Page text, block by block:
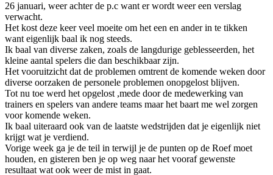
26 januari, weer achter de p.c want er wordt weer een verslag
verwacht.
Het kost deze keer veel moeite om het een en ander in te tikken
want eigenlijk baal ik nog steeds.
Ik baal van diverse zaken, zoals de langdurige geblesseerden, het
kleine aantal spelers die dan beschikbaar zijn.
Het vooruitzicht dat de problemen omtrent de komende weken door
diverse oorzaken de personele problemen onopgelost blijven.
Tot nu toe werd het opgelost ,mede door de medewerking van
trainers en spelers van andere teams maar het baart me wel zorgen
voor komende weken.
Ik baal uiteraard ook van de laatste wedstrijden dat je eigenlijk niet
krijgt wat je verdiend.
Vorige week ga je de teil in terwijl je de punten op de Roef moet
houden, en gisteren ben je op weg naar het vooraf gewenste
resultaat wat ook weer de mist in gaat.